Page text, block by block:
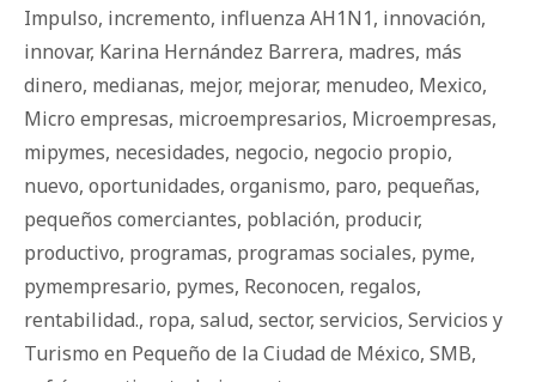
Impulso, incremento, influenza AH1N1, innovación,
innovar, Karina Hernández Barrera, madres, más
dinero, medianas, mejor, mejorar, menudeo, Mexico,
Micro empresas, microempresarios, Microempresas,
mipymes, necesidades, negocio, negocio propio,
nuevo, oportunidades, organismo, paro, pequeñas,
pequeños comerciantes, población, producir,
productivo, programas, programas sociales, pyme,
pymempresario, pymes, Reconocen, regalos,
rentabilidad., ropa, salud, sector, servicios, Servicios y
Turismo en Pequeño de la Ciudad de México, SMB,